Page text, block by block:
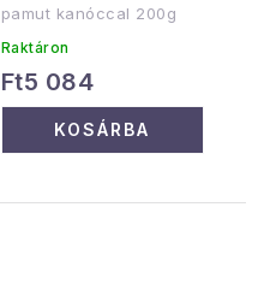
pamut kanóccal 200g
Raktáron
Ft5 084
KOSÁRBA